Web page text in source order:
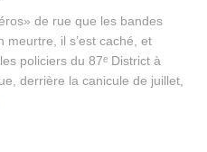
de rue que les bandes
meurtre, il s’est caché, et
policiers du 87ᵉ District à
derrière la canicule de juillet,